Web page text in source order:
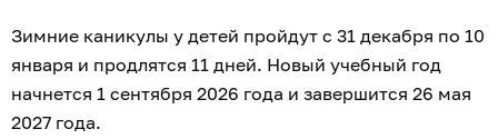
Зимние каникулы у детей пройдут с 31 декабря по 10
января и продлятся 11 дней. Новый учебный год
начнется 1 сентября 2026 года и завершится 26 мая
2027 года.